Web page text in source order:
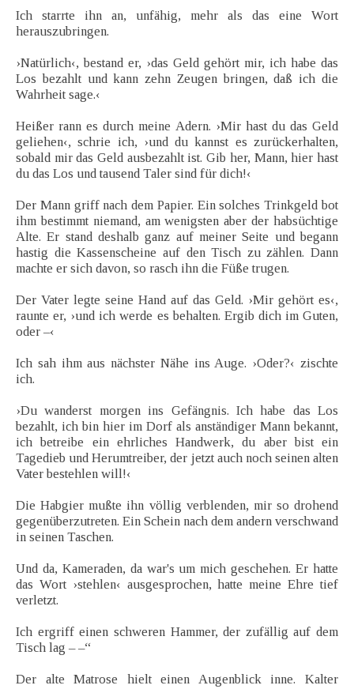
Ich starrte ihn an, unfähig, mehr als das eine Wort
herauszubringen.
›Natürlich‹, bestand er, ›das Geld gehört mir, ich habe das
Los bezahlt und kann zehn Zeugen bringen, daß ich die
Wahrheit sage.‹
Heißer rann es durch meine Adern. ›Mir hast du das Geld
geliehen‹, schrie ich, ›und du kannst es zurückerhalten,
sobald mir das Geld ausbezahlt ist. Gib her, Mann, hier hast
du das Los und tausend Taler sind für dich!‹
Der Mann griff nach dem Papier. Ein solches Trinkgeld bot
ihm bestimmt niemand, am wenigsten aber der habsüchtige
Alte. Er stand deshalb ganz auf meiner Seite und begann
hastig die Kassenscheine auf den Tisch zu zählen. Dann
machte er sich davon, so rasch ihn die Füße trugen.
Der Vater legte seine Hand auf das Geld. ›Mir gehört es‹,
raunte er, ›und ich werde es behalten. Ergib dich im Guten,
oder –‹
Ich sah ihm aus nächster Nähe ins Auge. ›Oder?‹ zischte
ich.
›Du wanderst morgen ins Gefängnis. Ich habe das Los
bezahlt, ich bin hier im Dorf als anständiger Mann bekannt,
ich betreibe ein ehrliches Handwerk, du aber bist ein
Tagedieb und Herumtreiber, der jetzt auch noch seinen alten
Vater bestehlen will!‹
Die Habgier mußte ihn völlig verblenden, mir so drohend
gegenüberzutreten. Ein Schein nach dem andern verschwand
in seinen Taschen.
Und da, Kameraden, da war's um mich geschehen. Er hatte
das Wort ›stehlen‹ ausgesprochen, hatte meine Ehre tief
verletzt.
Ich ergriff einen schweren Hammer, der zufällig auf dem
Tisch lag – –“
Der alte Matrose hielt einen Augenblick inne. Kalter